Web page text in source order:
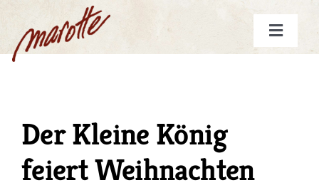
springen
Toggle
Gutscheine
Stücke
Der Kleine König
feiert Weihnachten